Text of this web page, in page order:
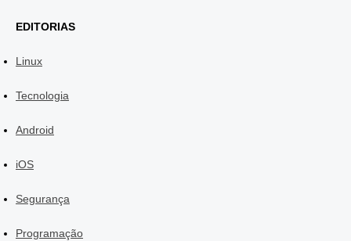
EDITORIAS
Linux
Tecnologia
Android
iOS
Segurança
Programação